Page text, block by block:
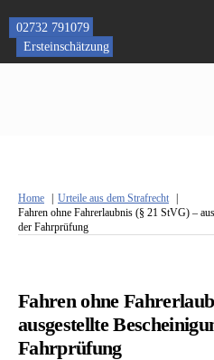
content
02732 791079
Ersteinschätzung
Home
Urteile aus dem Strafrecht
Fahren ohne Fahrerlaubnis (§ 21 StVG) –
der Fahrprüfung
Fahren ohne
ausgestellte
Fahrprüfung